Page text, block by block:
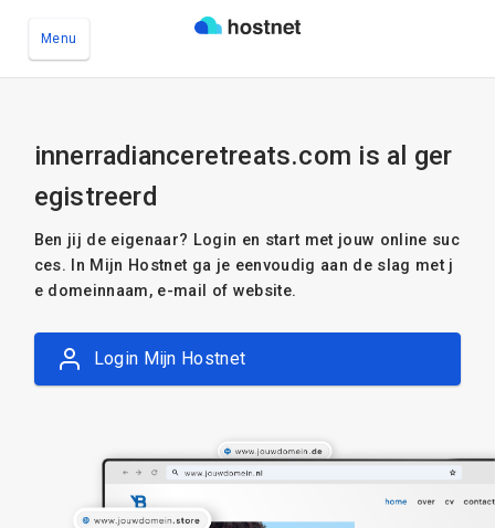
Menu
innerradianceretreats.com is al ger
egistreerd
Ben jij de eigenaar? Login en start met jouw online suc
ces. In Mijn Hostnet ga je eenvoudig aan de slag met j
e domeinnaam, e-mail of website.
Login Mijn Hostnet